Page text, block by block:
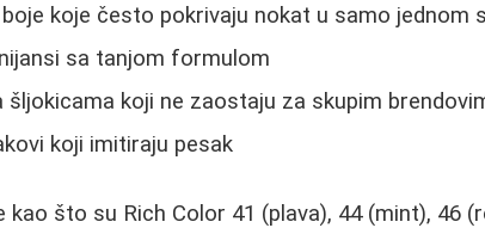
koje često pokrivaju nokat u samo jednom
sa tanjom formulom
šljokicama koji ne zaostaju za skupim
koji imitiraju pesak
kao što su Rich Color 41 (plava), 44 (mint), 46